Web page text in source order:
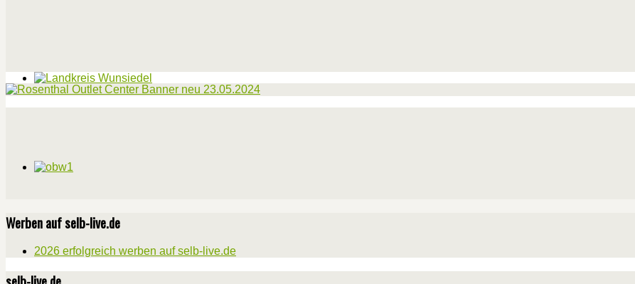
Werben auf selb-live.de
2026 erfolgreich werben auf selb-live.de